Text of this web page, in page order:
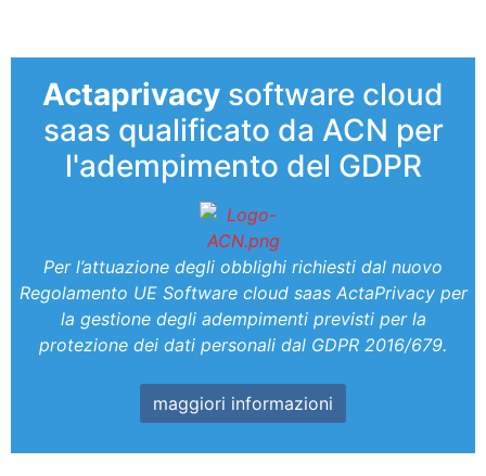
Actaprivacy software cloud
saas qualificato da ACN per
l'adempimento del GDPR
Per l’attuazione degli obblighi richiesti dal nuovo
Regolamento UE Software cloud saas ActaPrivacy per
la gestione degli adempimenti previsti per la
protezione dei dati personali dal GDPR 2016/679.
maggiori informazioni